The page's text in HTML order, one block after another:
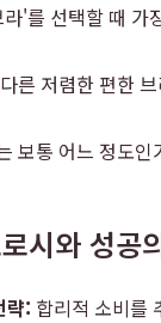
'를 선택할 때 가
른 저렴한 편한
보통 어느 정도인
시와 성공
략: 합리적 소비를